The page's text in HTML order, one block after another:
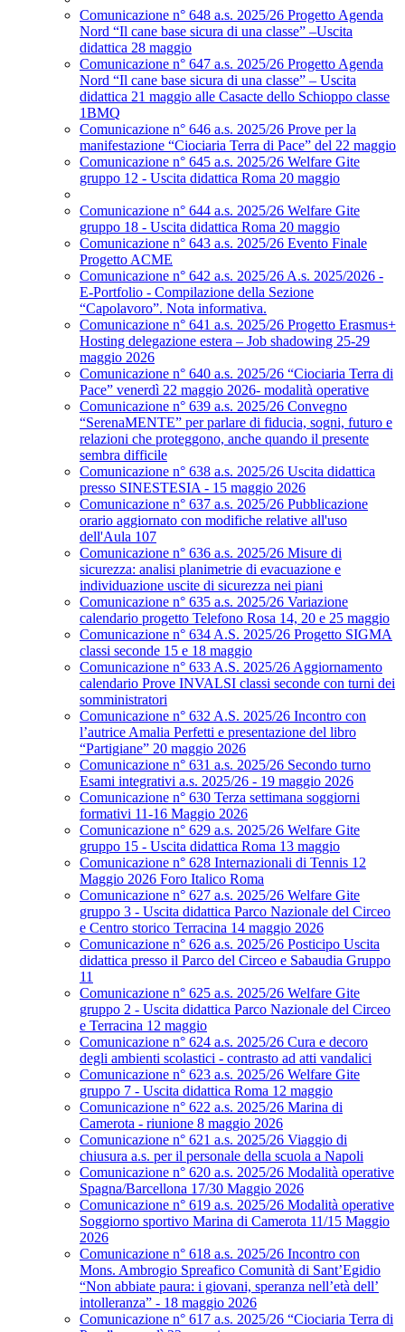
Comunicazione n° 648 a.s. 2025/26 Progetto Agenda
Nord “Il cane base sicura di una classe” –Uscita
didattica 28 maggio
Comunicazione n° 647 a.s. 2025/26 Progetto Agenda
Nord “Il cane base sicura di una classe” – Uscita
didattica 21 maggio alle Casacte dello Schioppo classe
1BMQ
Comunicazione n° 646 a.s. 2025/26 Prove per la
manifestazione “Ciociaria Terra di Pace” del 22 maggio
Comunicazione n° 645 a.s. 2025/26 Welfare Gite
gruppo 12 - Uscita didattica Roma 20 maggio
Comunicazione n° 644 a.s. 2025/26 Welfare Gite
gruppo 18 - Uscita didattica Roma 20 maggio
Comunicazione n° 643 a.s. 2025/26 Evento Finale
Progetto ACME
Comunicazione n° 642 a.s. 2025/26 A.s. 2025/2026 -
E-Portfolio - Compilazione della Sezione
“Capolavoro”. Nota informativa.
Comunicazione n° 641 a.s. 2025/26 Progetto Erasmus+
Hosting delegazione estera – Job shadowing 25-29
maggio 2026
Comunicazione n° 640 a.s. 2025/26 “Ciociaria Terra di
Pace” venerdì 22 maggio 2026- modalità operative
Comunicazione n° 639 a.s. 2025/26 Convegno
“SerenaMENTE” per parlare di fiducia, sogni, futuro e
relazioni che proteggono, anche quando il presente
sembra difficile
Comunicazione n° 638 a.s. 2025/26 Uscita didattica
presso SINESTESIA - 15 maggio 2026
Comunicazione n° 637 a.s. 2025/26 Pubblicazione
orario aggiornato con modifiche relative all'uso
dell'Aula 107
Comunicazione n° 636 a.s. 2025/26 Misure di
sicurezza: analisi planimetrie di evacuazione e
individuazione uscite di sicurezza nei piani
Comunicazione n° 635 a.s. 2025/26 Variazione
calendario progetto Telefono Rosa 14, 20 e 25 maggio
Comunicazione n° 634 A.S. 2025/26 Progetto SIGMA
classi seconde 15 e 18 maggio
Comunicazione n° 633 A.S. 2025/26 Aggiornamento
calendario Prove INVALSI classi seconde con turni dei
somministratori
Comunicazione n° 632 A.S. 2025/26 Incontro con
l’autrice Amalia Perfetti e presentazione del libro
“Partigiane” 20 maggio 2026
Comunicazione n° 631 a.s. 2025/26 Secondo turno
Esami integrativi a.s. 2025/26 - 19 maggio 2026
Comunicazione n° 630 Terza settimana soggiorni
formativi 11-16 Maggio 2026
Comunicazione n° 629 a.s. 2025/26 Welfare Gite
gruppo 15 - Uscita didattica Roma 13 maggio
Comunicazione n° 628 Internazionali di Tennis 12
Maggio 2026 Foro Italico Roma
Comunicazione n° 627 a.s. 2025/26 Welfare Gite
gruppo 3 - Uscita didattica Parco Nazionale del Circeo
e Centro storico Terracina 14 maggio 2026
Comunicazione n° 626 a.s. 2025/26 Posticipo Uscita
didattica presso il Parco del Circeo e Sabaudia Gruppo
11
Comunicazione n° 625 a.s. 2025/26 Welfare Gite
gruppo 2 - Uscita didattica Parco Nazionale del Circeo
e Terracina 12 maggio
Comunicazione n° 624 a.s. 2025/26 Cura e decoro
degli ambienti scolastici - contrasto ad atti vandalici
Comunicazione n° 623 a.s. 2025/26 Welfare Gite
gruppo 7 - Uscita didattica Roma 12 maggio
Comunicazione n° 622 a.s. 2025/26 Marina di
Camerota - riunione 8 maggio 2026
Comunicazione n° 621 a.s. 2025/26 Viaggio di
chiusura a.s. per il personale della scuola a Napoli
Comunicazione n° 620 a.s. 2025/26 Modalità operative
Spagna/Barcellona 17/30 Maggio 2026
Comunicazione n° 619 a.s. 2025/26 Modalità operative
Soggiorno sportivo Marina di Camerota 11/15 Maggio
2026
Comunicazione n° 618 a.s. 2025/26 Incontro con
Mons. Ambrogio Spreafico Comunità di Sant’Egidio
“Non abbiate paura: i giovani, speranza nell’età dell’
intolleranza” - 18 maggio 2026
Comunicazione n° 617 a.s. 2025/26 “Ciociaria Terra di